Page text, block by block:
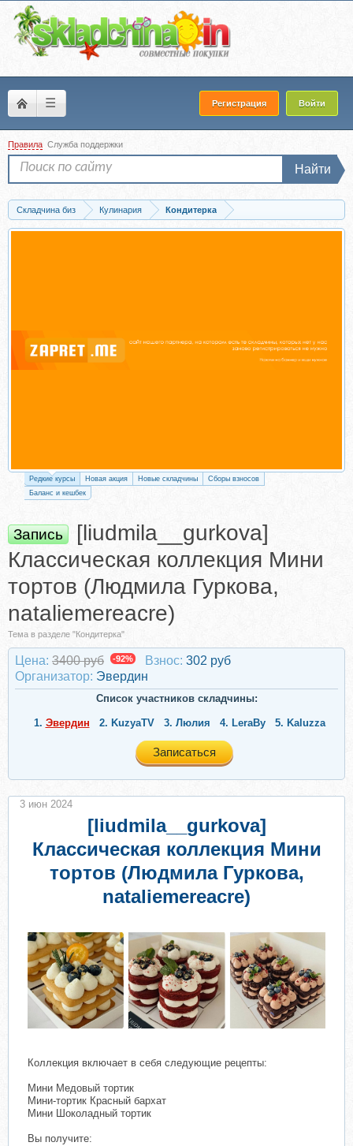
☰ Регистрация Войти
Правила Служба поддержки
Найти
Складчина биз Кулинария
Кондитерка
Запись [liudmila__gurkova] Классическая коллекция Мини тортов (Людмила...
Редкие курсы Новая акция Новые складчины
Сборы взносов
Баланс и кешбек
Запись
[liudmila__gurkova]
Классическая коллекция Мини
тортов (Людмила Гуркова,
nataliemereacre)
Тема в разделе "Кондитерка"
Цена: 3400 руб -92% Взнос: 302 руб
Организатор: Эвердин
Список участников складчины:
1. Эвердин 2. KuzyaTV 3. Люлия 4. LeraBy 5. Kaluzza
Записаться
[liudmila__gurkova]
Классическая коллекция Мини
тортов (Людмила Гуркова,
nataliemereacre)
Коллекция включает в себя следующие рецепты:
Мини Медовый тортик
Мини-тортик Красный бархат
Мини Шоколадный тортик
Вы получите:
3 июн 2024